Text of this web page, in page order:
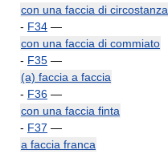
con una faccia di circostanza
- F34 —
con una faccia di commiato
- F35 —
(a) faccia a faccia
- F36 —
con una faccia finta
- F37 —
a faccia franca